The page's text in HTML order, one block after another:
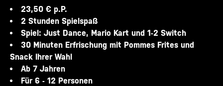
23,50 € p.P.
2 Stunden Spielspaß
Spiel: Just Dance, Mario Kart und 1-2 Switch
30 Minuten Erfrischung mit Pommes Frites und
Snack Ihrer Wahl
Ab 7 Jahren
Für 6 - 12 Personen